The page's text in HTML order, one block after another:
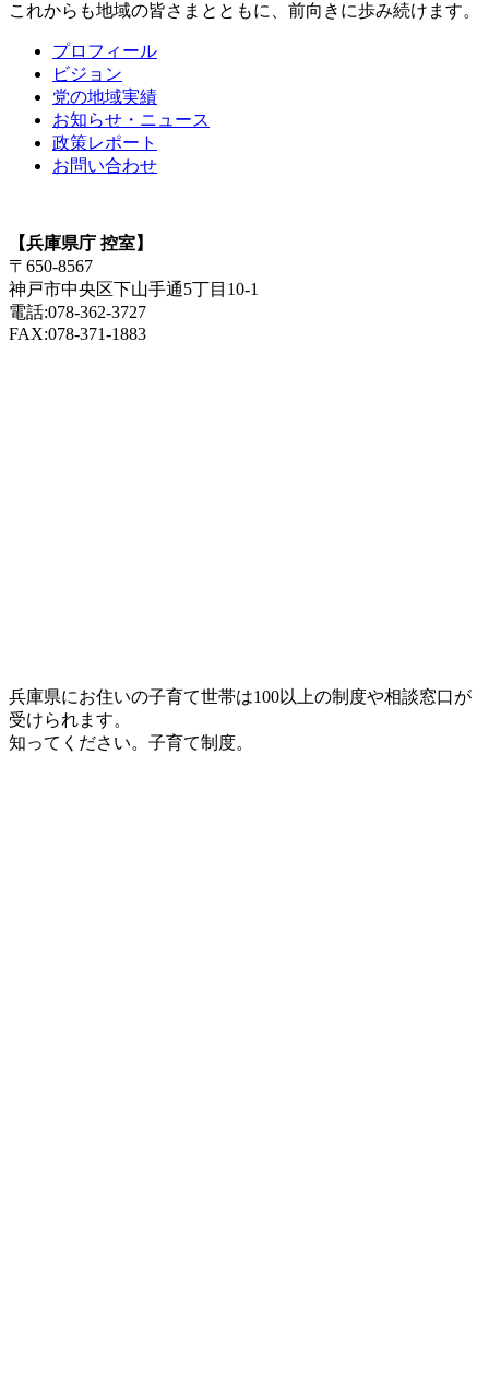
これからも地域の皆さまとともに、前向きに歩み続けます。
プロフィール
ビジョン
党の地域実績
お知らせ・ニュース
政策レポート
お問い合わせ
【兵庫県庁 控室】
〒650-8567
神戸市中央区下山手通5丁目10-1
電話:078-362-3727
FAX:078-371-1883
兵庫県にお住いの子育て世帯は100以上の制度や相談窓口が
受けられます。
知ってください。子育て制度。